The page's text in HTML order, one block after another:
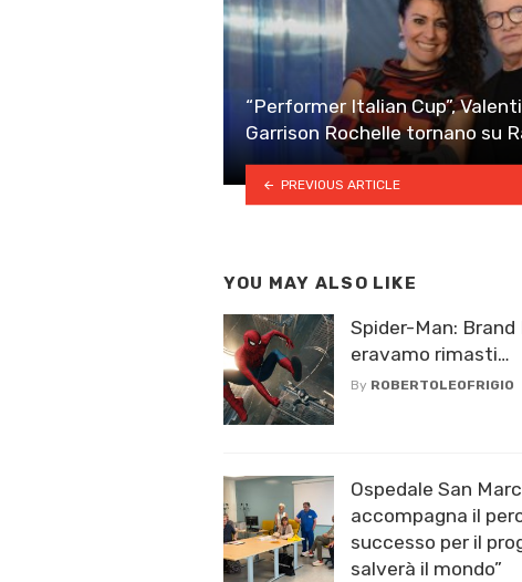
“Performer Italian Cup”,
Garrison Rochelle tornano su
PREVIOUS ARTICLE
YOU MAY ALSO LIKE
Spider-Man: Brand
eravamo rimasti…
By ROBERTOLEOFRIGIO
Ospedale San
accompagna il
successo per il
salverà il mondo”